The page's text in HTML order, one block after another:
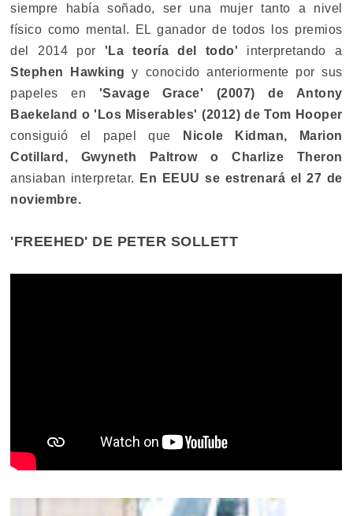
siempre había soñado, ser una mujer tanto a nivel
físico como mental. EL ganador de todos los premios
del 2014 por 'La teoría del todo' interpretando a
Stephen Hawking y conocido anteriormente por sus
papeles en 'Savage Grace' (2007) de Antony
Baekeland o 'Los Miserables' (2012) de Tom Hooper
consiguió el papel que
Nicole Kidman, Marion
Cotillard, Gwyneth Paltrow o Charlize Theron
ansiaban interpretar.
En EEUU se estrenará el 27 de
noviembre.
'FREEHED' DE PETER SOLLETT